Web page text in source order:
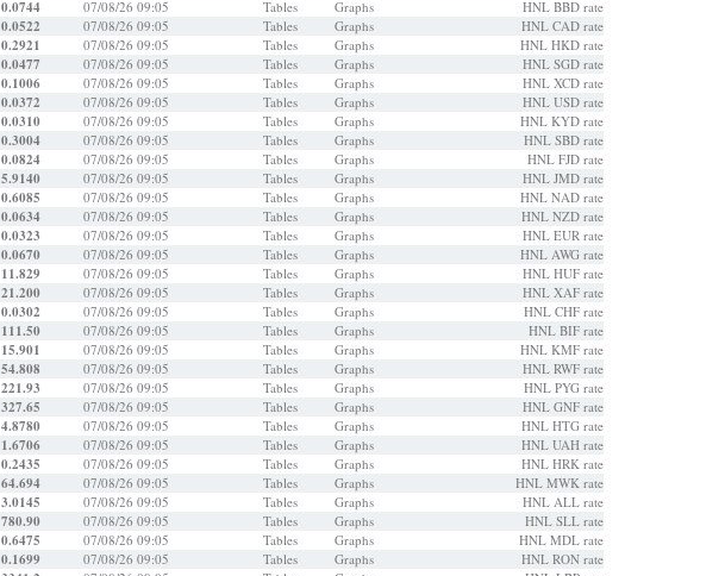
0.0744 07/08/26 09:05 Tables Graphs
HNL BBD rate
0.0522 07/08/26 09:05 Tables Graphs
HNL CAD rate
0.2921 07/08/26 09:05 Tables Graphs
HNL HKD rate
0.0477 07/08/26 09:05 Tables Graphs
HNL SGD rate
0.1006 07/08/26 09:05 Tables Graphs
HNL XCD rate
0.0372 07/08/26 09:05 Tables Graphs
HNL USD rate
0.0310 07/08/26 09:05 Tables Graphs
HNL KYD rate
0.3004 07/08/26 09:05 Tables Graphs
HNL SBD rate
0.0824 07/08/26 09:05 Tables Graphs
HNL FJD rate
5.9140 07/08/26 09:05 Tables Graphs
HNL JMD rate
0.6085 07/08/26 09:05 Tables Graphs
HNL NAD rate
0.0634 07/08/26 09:05 Tables Graphs
HNL NZD rate
0.0323 07/08/26 09:05 Tables Graphs
HNL EUR rate
0.0670 07/08/26 09:05 Tables Graphs
HNL AWG rate
11.829 07/08/26 09:05 Tables Graphs
HNL HUF rate
21.200 07/08/26 09:05 Tables Graphs
HNL XAF rate
0.0302 07/08/26 09:05 Tables Graphs
HNL CHF rate
111.50 07/08/26 09:05 Tables Graphs
HNL BIF rate
15.901 07/08/26 09:05 Tables Graphs
HNL KMF rate
54.808 07/08/26 09:05 Tables Graphs
HNL RWF rate
221.93 07/08/26 09:05 Tables Graphs
HNL PYG rate
327.65 07/08/26 09:05 Tables Graphs
HNL GNF rate
4.8780 07/08/26 09:05 Tables Graphs
HNL HTG rate
1.6706 07/08/26 09:05 Tables Graphs
HNL UAH rate
0.2435 07/08/26 09:05 Tables Graphs
HNL HRK rate
64.694 07/08/26 09:05 Tables Graphs
HNL MWK rate
3.0145 07/08/26 09:05 Tables Graphs
HNL ALL rate
780.90 07/08/26 09:05 Tables Graphs
HNL SLL rate
0.6475 07/08/26 09:05 Tables Graphs
HNL MDL rate
0.1699 07/08/26 09:05 Tables Graphs
HNL RON rate